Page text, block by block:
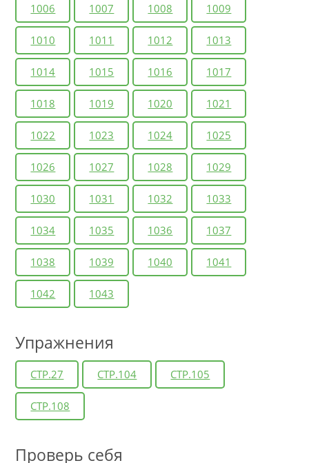
1006 1007 1008 1009
1010 1011 1012 1013
1014 1015 1016 1017
1018 1019 1020 1021
1022 1023 1024 1025
1026 1027 1028 1029
1030 1031 1032 1033
1034 1035 1036 1037
1038 1039 1040 1041
1042 1043
Упражнения
СТР.27 СТР.104 СТР.105
СТР.108
Проверь себя